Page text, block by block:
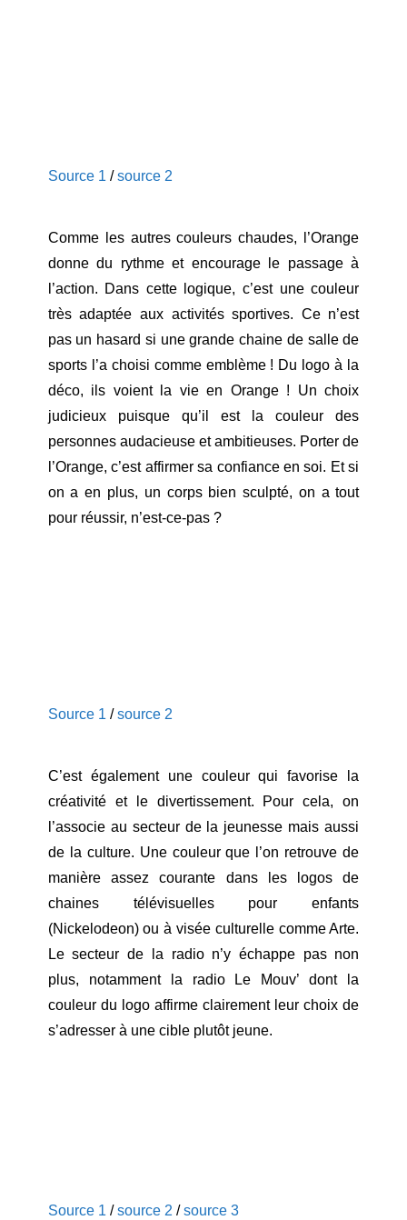
Source 1 /source 2
Comme les autres couleurs chaudes, l’Orange
donne du rythme et encourage le passage à
l’action. Dans cette logique, c’est une couleur
très adaptée aux activités sportives. Ce n’est
pas un hasard si une grande chaine de salle de
sports l’a choisi comme emblème ! Du logo à la
déco, ils voient la vie en Orange ! Un choix
judicieux puisque qu’il est la couleur des
personnes audacieuse et ambitieuses. Porter de
l’Orange, c’est affirmer sa confiance en soi. Et si
on a en plus, un corps bien sculpté, on a tout
pour réussir, n’est-ce-pas ?
Source 1 /source 2
C’est également une couleur qui favorise la
créativité et le divertissement. Pour cela, on
l’associe au secteur de la jeunesse mais aussi
de la culture. Une couleur que l’on retrouve de
manière assez courante dans les logos de
chaines télévisuelles pour enfants
(Nickelodeon) ou à visée culturelle comme Arte.
Le secteur de la radio n’y échappe pas non
plus, notamment la radio Le Mouv’ dont la
couleur du logo affirme clairement leur choix de
s’adresser à une cible plutôt jeune.
Source 1/source 2 /source 3